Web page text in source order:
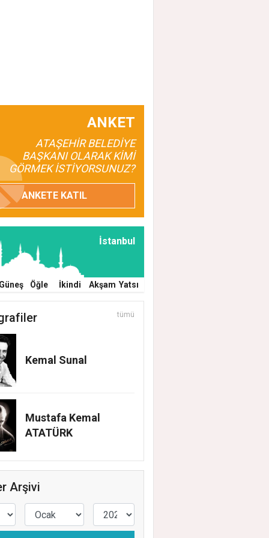
ANKET
ATAŞEHİR BELEDİYE
BAŞKANI OLARAK KİMİ
GÖRMEK İSTİYORSUNUZ?
ANKETE KATIL
İstanbul
Öğle İkindi Akşam Yatsı
tümü
Kemal Sunal
Mustafa Kemal
ATATÜRK
Arşivi